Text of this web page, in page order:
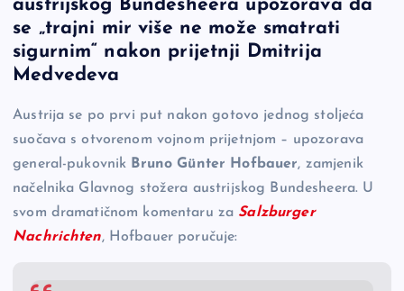
e
b
o
o
k
y
Li
n
k
n
g
er
e
austrijskog Bundesheera upozorava da
se „trajni mir više ne može smatrati
sigurnim“ nakon prijetnji Dmitrija
Medvedeva
Austrija se po prvi put nakon gotovo jednog stoljeća
suočava s otvorenom vojnom prijetnjom – upozorava
general-pukovnik Bruno Günter Hofbauer, zamjenik
načelnika Glavnog stožera austrijskog Bundesheera. U
svom dramatičnom komentaru za Salzburger
Nachrichten, Hofbauer poručuje: